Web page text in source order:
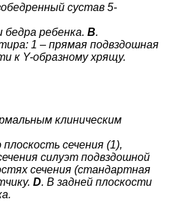
сустав 5-
бедра ребенка. В.
1 – прямая подвздошная
к Y-образному хрящу.
клиническим
сечения (1),
силуэт подвздошной
сечения (стандартная
D. В задней плоскости